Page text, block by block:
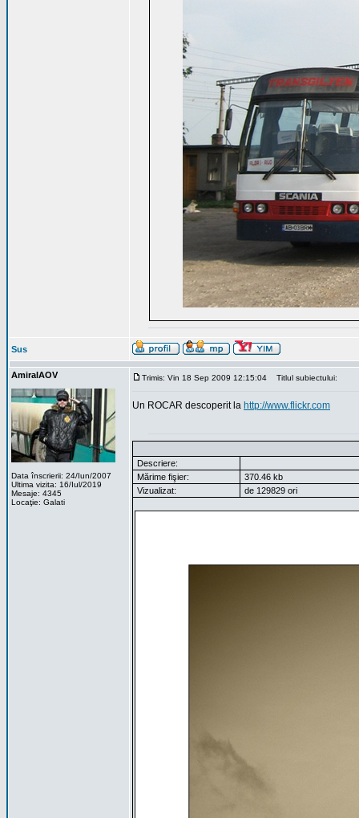
Sus
AmiralAOV
Data înscrierii: 24/Iun/2007
Ultima vizita: 16/Iul/2019
Mesaje: 4345
Locaţie: Galati
Trimis: Vin 18 Sep 2009 12:15:04 Titlul subiectului:
Un ROCAR descoperit la http://www.flickr.com
Descriere:
Mărime fişier:
370.46 kb
Vizualizat:
de 129829 ori